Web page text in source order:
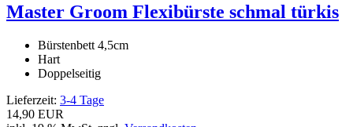
Master Groom Flexibürste schmal türkis
Bürstenbett 4,5cm
Hart
Doppelseitig
Lieferzeit: 3-4 Tage
14,90 EUR